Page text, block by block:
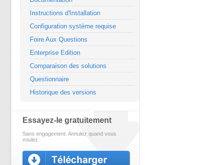
Instructions d'Installation
Configuration système requise
Foire Aux Questions
Enterprise Edition
Comparaison des solutions
Questionnaire
Historique des versions
Essayez-le gratuitement
Sans engagement. Annulez quand vous
voulez.